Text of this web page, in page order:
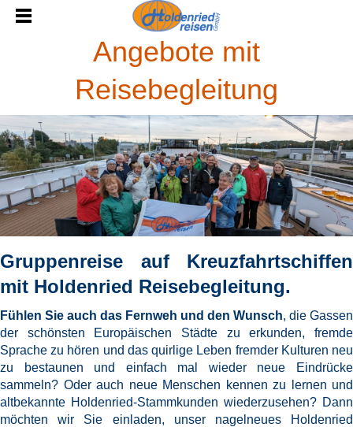
Angebote mit
Reisebegleitung
Gruppenreise auf Kreuzfahrtschiffen
mit Holdenried Reisebegleitung.
Fühlen Sie auch das Fernweh und den Wunsch, die Gassen
der schönsten Europäischen Städte zu erkunden, fremde
Sprache zu hören und das quirlige Leben fremder Kulturen neu
zu bestaunen und einfach mal wieder neue Eindrücke
sammeln? Oder auch neue Menschen kennen zu lernen und
altbekannte Holdenried-Stammkunden wiederzusehen? Dann
möchten wir Sie einladen, unser nagelneues Holdenried